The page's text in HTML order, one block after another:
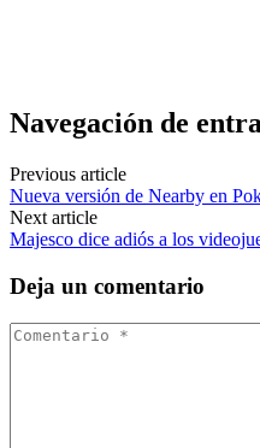
Navegación de
Previous article
Nueva versión de Nearby en
Next article
Majesco dice adiós a los
Deja un comentario